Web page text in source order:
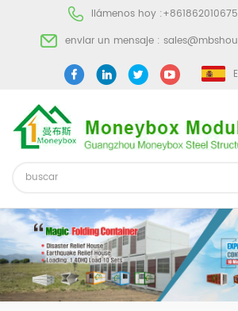
llámenos hoy :
enviar un mensaje :